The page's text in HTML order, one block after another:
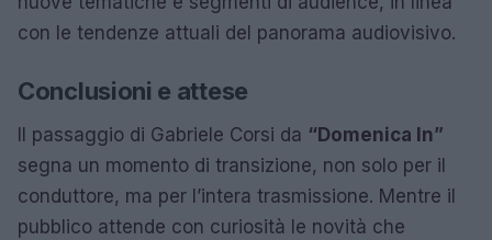
con le tendenze attuali del panorama audiovisivo.
Conclusioni e attese
Il passaggio di Gabriele Corsi da “Domenica In”
segna un momento di transizione, non solo per il
conduttore, ma per l’intera trasmissione. Mentre il
pubblico attende con curiosità le novità che